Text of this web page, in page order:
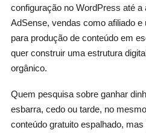
configuração no WordPress até a
AdSense, vendas como afiliado e
para produção de conteúdo em
quer construir uma estrutura
orgânico.
Quem pesquisa sobre ganhar
esbarra, cedo ou tarde, no
conteúdo gratuito espalhado,